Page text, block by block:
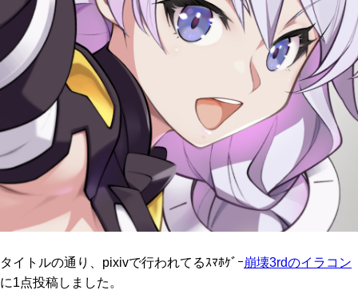
タイトルの通り、pixivで行われてるｽﾏﾎｹﾞｰ崩壊3rdのイラコン
に1点投稿しました。